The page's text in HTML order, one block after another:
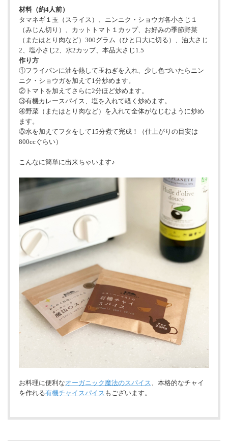
材料（約4人前）
タマネギ１玉（スライス）、ニンニク・ショウガ各小さじ１
（みじん切り）、カットトマト１カップ、お好みの季節野菜
（またはとり肉など）300グラム（ひと口大に切る）、油大さじ
2、塩小さじ2、水2カップ、本品大さじ1.5
作り方
①フライパンに油を熱して玉ねぎを入れ、少し色づいたらニン
ニク・ショウガを加えて1分炒めます。
②トマトを加えてさらに2分ほど炒めます。
③有機カレースパイス、塩を入れて軽く炒めます。
④野菜（またはとり肉など）を入れて全体がなじむように炒め
ます。
⑤水を加えてフタをして15分煮て完成！（仕上がりの目安は
800ccぐらい）
こんなに簡単に出来ちゃいます♪
お料理に便利なオーガニック魔法のスパイス、本格的なチャイ
を作れる有機チャイスパイス もございます。